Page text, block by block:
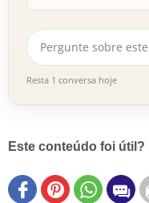
Resta 1 conversa hoje
Este conteúdo foi útil?